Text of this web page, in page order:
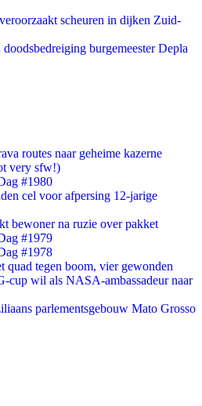
scheuren in dijken Zuid-
burgemeester Depla
routes naar geheime kazerne
very sfw!)
#1980
cel voor afpersing 12-jarige
bewoner na ruzie over pakket
#1979
#1978
quad tegen boom, vier gewonden
cup wil als NASA-ambassadeur naar
parlementsgebouw Mato Grosso